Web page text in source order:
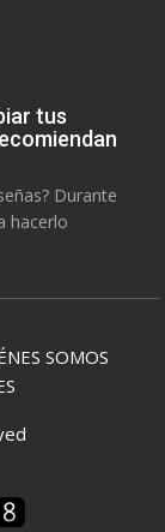
tus
Durante
hacerlo
SOMOS